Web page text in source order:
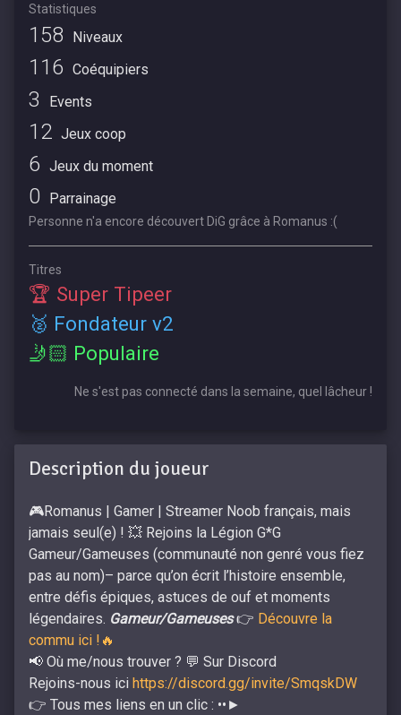
Statistiques
158 Niveaux
116 Coéquipiers
3 Events
12 Jeux coop
6 Jeux du moment
0 Parrainage
Personne n'a encore découvert DiG grâce à Romanus :(
Titres
🏆 Super Tipeer
🥈 Fondateur v2
🤳🏻 Populaire
Ne s'est pas connecté dans la semaine, quel lâcheur !
Description du joueur
🎮Romanus | Gamer | Streamer Noob français, mais
jamais seul(e) ! 💥 Rejoins la Légion G*G
Gameur/Gameuses (communauté non genré vous fiez
pas au nom)– parce qu’on écrit l’histoire ensemble,
entre défis épiques, astuces de ouf et moments
légendaires. Gameur/Gameuses👉 Découvre la
commu ici !🔥
📢 Où me/nous trouver ? 💬 Sur Discord
Rejoins-nous ici https://discord.gg/invite/SmqskDW
👉 Tous mes liens en un clic : ••►